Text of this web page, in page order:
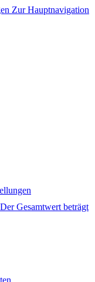
Zur Hauptnavigation
Gesamtwert beträgt